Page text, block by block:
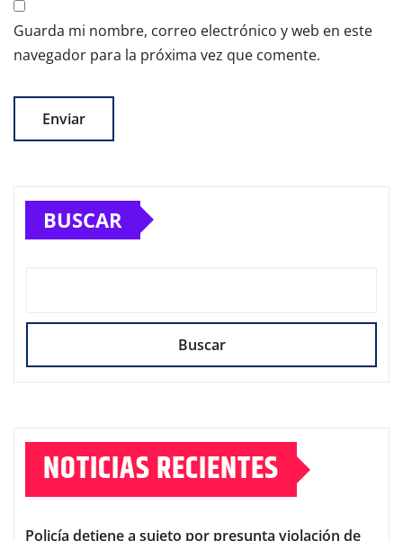
Guarda mi nombre, correo electrónico y web en este
navegador para la próxima vez que comente.
BUSCAR
Buscar
NOTICIAS RECIENTES
Policía detiene a sujeto por presunta violación de